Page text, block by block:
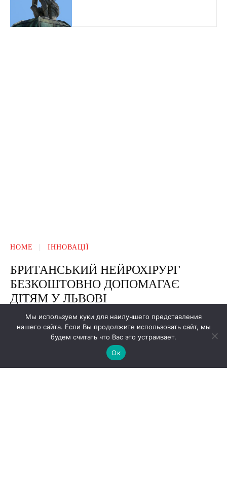
Мы используем куки для наилучшего представления
нашего сайта. Если Вы продолжите использовать сайт, мы
будем считать что Вас это устраивает.
Ок